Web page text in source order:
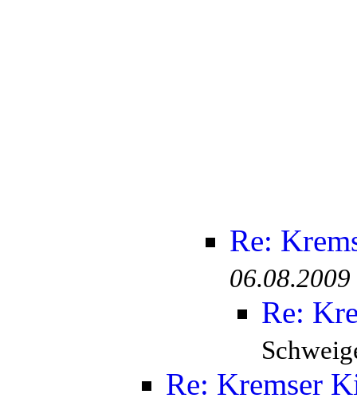
Re:
Re:
Re: Kremser